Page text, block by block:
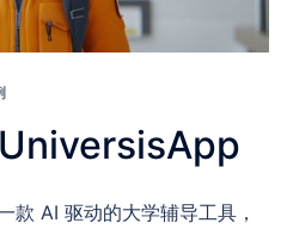
AI 驱动的大学辅导工具，